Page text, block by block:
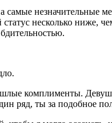
незначительные
несколько ниже,
комплименты.
ряд, ты за подобное